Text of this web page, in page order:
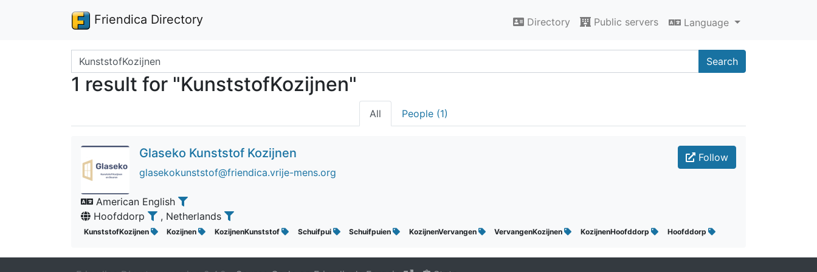
Friendica Directory Directory Public servers Language
Search terms Search
1 result for "KunststofKozijnen"
All People (1)
Follow
Glaseko Kunststof Kozijnen
glasekokunststof@friendica.vrije-mens.org
American English
Hoofddorp
, Netherlands
KunststofKozijnen Kozijnen KozijnenKunststof Schuifpui Schuifpuien KozijnenVervangen VervangenKozijnen KozijnenHoofddorp Hoofddorp